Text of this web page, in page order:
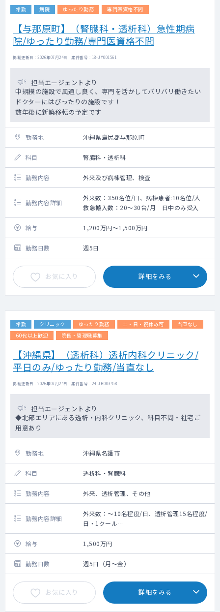
常勤 病院 ゆったり勤務 専門医資格不問
【与那原町】（腎臓科・透析科）急性期病
院/ゆったり勤務/専門医資格不問
掲載更新日 : 2026年07月24日 案件番号 : 18-JY001561
担当エージェントより
中規模の施設で風通し良く、専門を活かしてバリバリ働きたい
ドクターにはぴったりの施設です！
数年後に新築移転の予定です
勤務地 沖縄県島尻郡与那原町
科目 腎臓科・透析科
勤務内容 外来及び病棟管理、検査
勤務内容詳細
外来数：350名位/日、病棟患者:10名位/人
救急搬入数：20～30台/月 日中のみ受入
給与 1,200万円～1,500万円
勤務日数 週5日
お気に入り 詳細をみる
常勤 クリニック ゆったり勤務 土・日・祝休み可
当直なし
60代以上歓迎
院長・管理職募集
【沖縄県】（透析科）透析内科クリニック/
平日のみ/ゆったり勤務/当直なし
掲載更新日 : 2026年07月24日 案件番号 : 24-JH003458
担当エージェントより
◆北部エリアにある透析・内科クリニック、科目不問・社宅ご
用意あり
勤務地 沖縄県名護市
科目 透析科・腎臓科
勤務内容 外来、透析管理、その他
勤務内容詳細
外来数：～10名程度/日、透析管理15名程度/
日・1クール
■透析管理をメインとしたクリニック、主に
内科外来をご担当頂きます。
■透析は技師・ナースで管理、急変時などバ
イタルチェックがメインです。（登録患者数
30名程度）
■特定健診50～60名/月、予防接種対応有
給与 1,500万円
勤務日数 週5日（月～金）
お気に入り 詳細をみる